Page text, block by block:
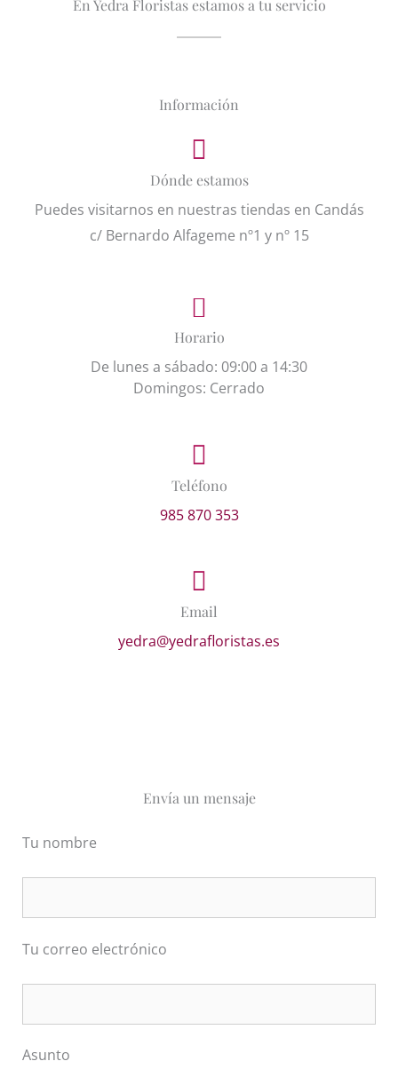
En Yedra Floristas estamos a tu servicio
Información
Dónde estamos
Puedes visitarnos en nuestras tiendas en Candás
c/ Bernardo Alfageme nº1 y nº 15
Horario
De lunes a sábado: 09:00 a 14:30
Domingos: Cerrado
Teléfono
985 870 353
Email
yedra@yedrafloristas.es
Envía un mensaje
Tu nombre
Tu correo electrónico
Asunto